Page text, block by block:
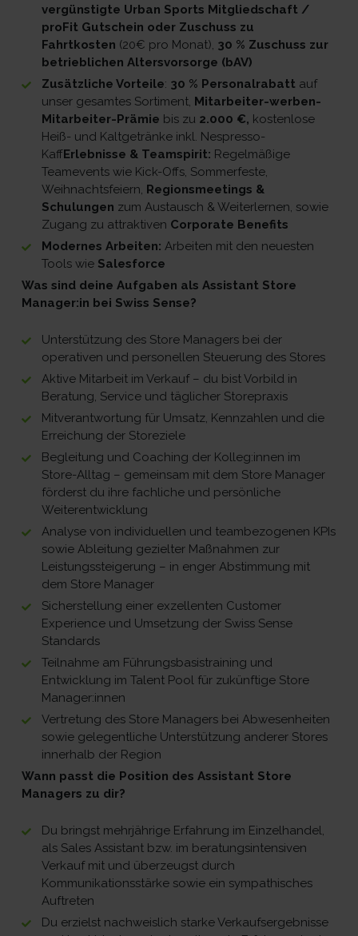
vergünstigte Urban Sports Mitgliedschaft /
proFit Gutschein oder Zuschuss zu
Fahrtkosten (20€ pro Monat), 30 % Zuschuss zur
betrieblichen Altersvorsorge (bAV)
Zusätzliche Vorteile: 30 % Personalrabatt auf
unser gesamtes Sortiment, Mitarbeiter-werben-
Mitarbeiter-Prämie bis zu 2.000 €, kostenlose
Heiß- und Kaltgetränke inkl. Nespresso-
KaffErlebnisse & Teamspirit: Regelmäßige
Teamevents wie Kick-Offs, Sommerfeste,
Weihnachtsfeiern, Regionsmeetings &
Schulungen zum Austausch & Weiterlernen, sowie
Zugang zu attraktiven Corporate Benefits
Modernes Arbeiten: Arbeiten mit den neuesten
Tools wie Salesforce
Was sind deine Aufgaben als Assistant Store
Manager:in bei Swiss Sense?
Unterstützung des Store Managers bei der
operativen und personellen Steuerung des Stores
Aktive Mitarbeit im Verkauf – du bist Vorbild in
Beratung, Service und täglicher Storepraxis
Mitverantwortung für Umsatz, Kennzahlen und die
Erreichung der Storeziele
Begleitung und Coaching der Kolleg:innen im
Store-Alltag – gemeinsam mit dem Store Manager
förderst du ihre fachliche und persönliche
Weiterentwicklung
Analyse von individuellen und teambezogenen KPIs
sowie Ableitung gezielter Maßnahmen zur
Leistungssteigerung – in enger Abstimmung mit
dem Store Manager
Sicherstellung einer exzellenten Customer
Experience und Umsetzung der Swiss Sense
Standards
Teilnahme am Führungsbasistraining und
Entwicklung im Talent Pool für zukünftige Store
Manager:innen
Vertretung des Store Managers bei Abwesenheiten
sowie gelegentliche Unterstützung anderer Stores
innerhalb der Region
Wann passt die Position des Assistant Store
Managers zu dir?
Du bringst mehrjährige Erfahrung im Einzelhandel,
als Sales Assistant bzw. im beratungsintensiven
Verkauf mit und überzeugst durch
Kommunikationsstärke sowie ein sympathisches
Auftreten
Du erzielst nachweislich starke Verkaufsergebnisse